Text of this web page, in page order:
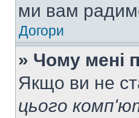
ми вам
Догори
» Чому мені
Якщо ви не
цього